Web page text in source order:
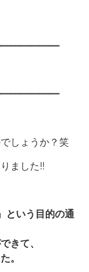
しょうか？笑
ました!!
という目的の通
きて、
。